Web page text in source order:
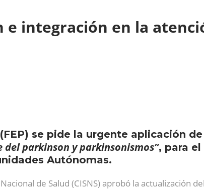
e integración en la
se pide la urgente aplicación
del parkinson y parkinsonismos”, para
Autónomas.
de Salud (CISNS) aprobó la actualización